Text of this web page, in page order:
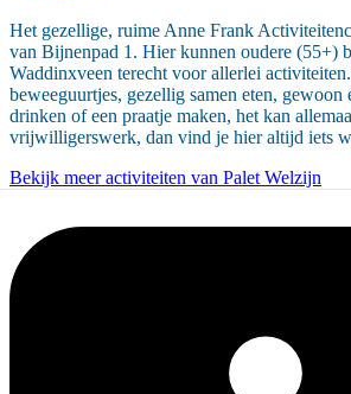
Het gezellige, ruime Anne Frank
van Bijnenpad 1. Hier kunnen oudere (55+)
Waddinxveen terecht voor allerlei
beweeguurtjes, gezellig samen eten,
drinken of een praatje maken, het kan
vrijwilligerswerk, dan vind je hier altijd iets
Bekijk meer activiteiten van Palet Welzijn